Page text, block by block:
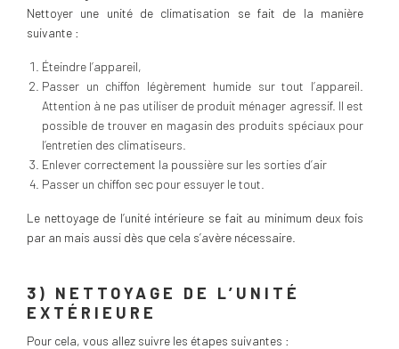
Nettoyer une unité de climatisation se fait de la manière
suivante :
Éteindre l’appareil,
Passer un chiffon légèrement humide sur tout l’appareil.
Attention à ne pas utiliser de produit ménager agressif. Il est
possible de trouver en magasin des produits spéciaux pour
l’entretien des climatiseurs.
Enlever correctement la poussière sur les sorties d’air
Passer un chiffon sec pour essuyer le tout.
Le nettoyage de l’unité intérieure se fait au minimum deux fois
par an mais aussi dès que cela s’avère nécessaire.
3) NETTOYAGE DE L’UNITÉ
EXTÉRIEURE
Pour cela, vous allez suivre les étapes suivantes :